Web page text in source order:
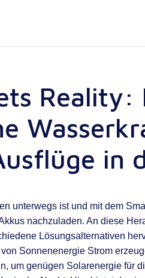
Reality:
in
unterwegs ist und mit dem
nachzuladen. An diese
Lösungsalternativen
Sonnenenergie Strom
um genügen Solarenergie für